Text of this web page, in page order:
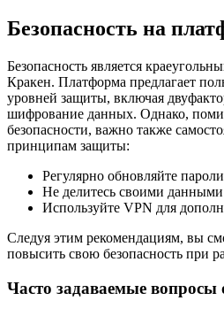
Безопасность на
Безопасность является
Кракен. Платформа предлагает
уровней защиты, включая
шифрование данных. Однако,
безопасности, важно также
принципам защиты:
Регулярно обновляйте
Не делитесь своими
Используйте VPN для
Следуя этим рекомендациям, вы
повысить свою безопасность при
Часто задаваемые вопросы